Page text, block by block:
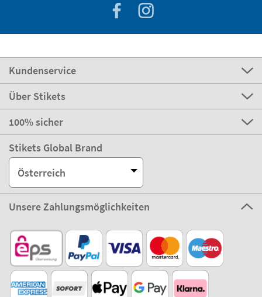
Kundenservice
Über Stikets
100% sicher
Stikets Global Brand
Österreich
Unsere Zahlungsmöglichkeiten